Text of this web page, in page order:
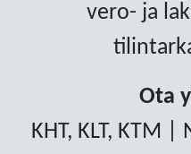
vero- ja
Ota
KHT, KLT, KTM